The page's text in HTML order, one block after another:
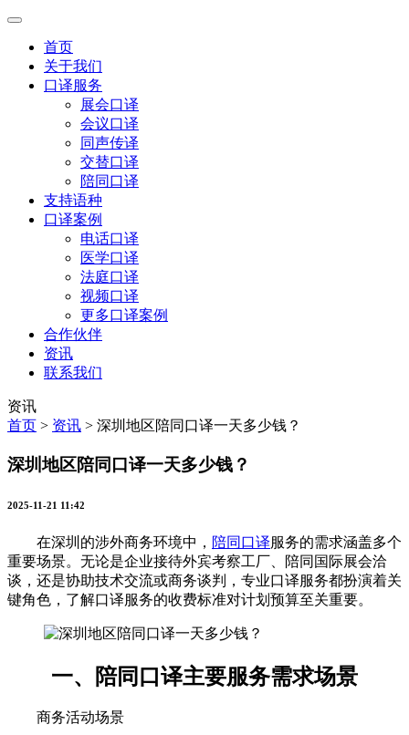
首页
关于我们
口译服务
展会口译
会议口译
同声传译
交替口译
陪同口译
支持语种
口译案例
电话口译
医学口译
法庭口译
视频口译
更多口译案例
合作伙伴
资讯
联系我们
资讯
首页 > 资讯 > 深圳地区陪同口译一天多少钱？
深圳地区陪同口译一天多少钱？
2025-11-21 11:42
在深圳的涉外商务环境中， 陪同口译服务的需求涵盖多个
重要场景。无论是企业接待外宾考察工厂、陪同国际展会洽
谈，还是协助技术交流或商务谈判，专业口译服务都扮演着关
键角色，了解口译服务的收费标准对计划预算至关重要。
一、陪同口译主要服务需求场景
商务活动场景